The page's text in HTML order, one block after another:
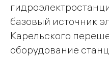
базовый источник
Карельского
оборудование